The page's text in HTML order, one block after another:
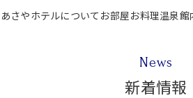
あさやホテルについて お部屋お料理温泉館
News
新着情報